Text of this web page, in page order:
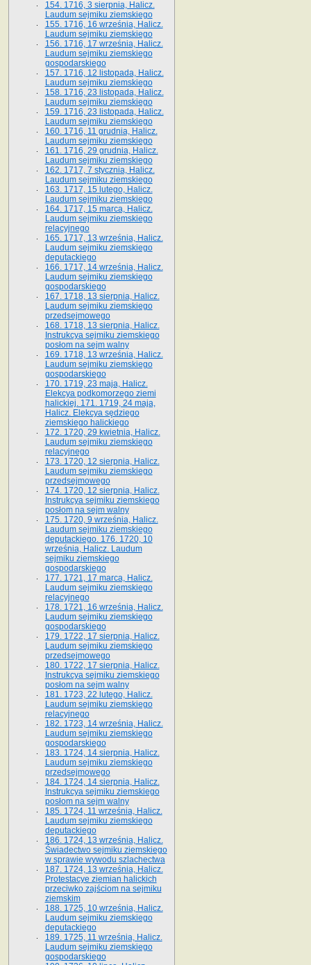
154. 1716, 3 sierpnia, Halicz.
Laudum sejmiku ziemskiego
155. 1716, 16 września, Halicz.
Laudum sejmiku ziemskiego
156. 1716, 17 września, Halicz.
Laudum sejmiku ziemskiego
gospodarskiego
157. 1716, 12 listopada, Halicz.
Laudum sejmiku ziemskiego
158. 1716, 23 listopada, Halicz.
Laudum sejmiku ziemskiego
159. 1716, 23 listopada, Halicz.
Laudum sejmiku ziemskiego
160. 1716, 11 grudnia, Halicz.
Laudum sejmiku ziemskiego
161. 1716, 29 grudnia, Halicz.
Laudum sejmiku ziemskiego
162. 1717, 7 stycznia, Halicz.
Laudum sejmiku ziemskiego
163. 1717, 15 lutego, Halicz.
Laudum sejmiku ziemskiego
164. 1717, 15 marca, Halicz.
Laudum sejmiku ziemskiego
relacyjnego
165. 1717, 13 września, Halicz.
Laudum sejmiku ziemskiego
deputackiego
166. 1717, 14 września, Halicz.
Laudum sejmiku ziemskiego
gospodarskiego
167. 1718, 13 sierpnia, Halicz.
Laudum sejmiku ziemskiego
przedsejmowego
168. 1718, 13 sierpnia, Halicz.
Instrukcya sejmiku ziemskiego
posłom na sejm walny
169. 1718, 13 września, Halicz.
Laudum sejmiku ziemskiego
gospodarskiego
170. 1719, 23 maja, Halicz.
Elekcya podkomorzego ziemi
halickiej. 171. 1719, 24 maja,
Halicz. Elekcya sędziego
ziemskiego halickiego
172. 1720, 29 kwietnia, Halicz.
Laudum sejmiku ziemskiego
relacyjnego
173. 1720, 12 sierpnia, Halicz.
Laudum sejmiku ziemskiego
przedsejmowego
174. 1720, 12 sierpnia, Halicz.
Instrukcya sejmiku ziemskiego
posłom na sejm walny
175. 1720, 9 września, Halicz.
Laudum sejmiku ziemskiego
deputackiego. 176. 1720, 10
września, Halicz. Laudum
sejmiku ziemskiego
gospodarskiego
177. 1721, 17 marca, Halicz.
Laudum sejmiku ziemskiego
relacyjnego
178. 1721, 16 września, Halicz.
Laudum sejmiku ziemskiego
gospodarskiego
179. 1722, 17 sierpnia, Halicz.
Laudum sejmiku ziemskiego
przedsejmowego
180. 1722, 17 sierpnia, Halicz.
Instrukcya sejmiku ziemskiego
posłom na sejm walny
181. 1723, 22 lutego, Halicz.
Laudum sejmiku ziemskiego
relacyjnego
182. 1723, 14 września, Halicz.
Laudum sejmiku ziemskiego
gospodarskiego
183. 1724, 14 sierpnia, Halicz.
Laudum sejmiku ziemskiego
przedsejmowego
184. 1724, 14 sierpnia, Halicz.
Instrukcya sejmiku ziemskiego
posłom na sejm walny
185. 1724, 11 września, Halicz.
Laudum sejmiku ziemskiego
deputackiego
186. 1724, 13 września, Halicz.
Świadectwo sejmiku ziemskiego
w sprawie wywodu szlachectwa
187. 1724, 13 września, Halicz.
Protestacye ziemian halickich
przeciwko zajściom na sejmiku
ziemskim
188. 1725, 10 września, Halicz.
Laudum sejmiku ziemskiego
deputackiego
189. 1725, 11 września, Halicz.
Laudum sejmiku ziemskiego
gospodarskiego